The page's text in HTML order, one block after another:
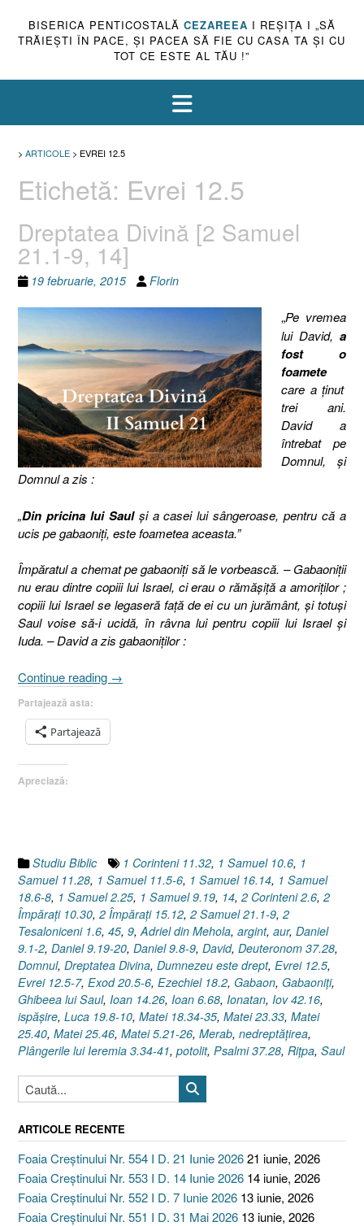
BISERICA PENTICOSTALĂ CEZAREEA I REŞIŢA I „SĂ
TRĂIEŞTI ÎN PACE, ŞI PACEA SĂ FIE CU CASA TA ŞI CU
TOT CE ESTE AL TĂU !”
> ARTICOLE > EVREI 12.5
Etichetă: Evrei 12.5
Dreptatea Divină [2 Samuel
21.1-9, 14]
19 februarie, 2015 Florin
„Pe vremea
lui David, a
fost o
foamete
care a ţinut
trei ani.
David a
întrebat pe
Domnul, şi
Domnul a zis :
„Din pricina lui Saulşi a casei lui sângeroase, pentru că a
ucis pe gabaoniţi, este foametea aceasta.”
Împăratul a chemat pe gabaoniţi să le vorbească. – Gabaoniţii
nu erau dintre copiii lui Israel, ci erau o rămăşiţă a amoriţilor ;
copiii lui Israel se legaseră faţă de ei cu un jurământ, şi totuşi
Saul voise să-i ucidă, în râvna lui pentru copiii lui Israel şi
Iuda. – David a zis gabaoniţilor :
Continue reading „Dreptatea
21.1-
→
Partajează asta:
Partajează
Apreciază:
Studiu Biblic 1 Corinteni 11.32, 1 Samuel 10.6, 1
Samuel 11.28, 1 Samuel 11.5-6, 1 Samuel 16.14, 1 Samuel
18.6-8, 1 Samuel 2.25, 1 Samuel 9.19, 14, 2 Corinteni 2.6, 2
Împăraţi 10.30, 2 Împăraţi 15.12, 2 Samuel 21.1-9, 2
Tesaloniceni 1.6, 45, 9, Adriel din Mehola, argint, aur, Daniel
9.1-2, Daniel 9.19-20, Daniel 9.8-9, David, Deuteronom 37.28,
Domnul, Dreptatea Divina, Dumnezeu este drept, Evrei 12.5,
Evrei 12.5-7, Exod 20.5-6, Ezechiel 18.2, Gabaon, Gabaoniţi,
Ghibeea lui Saul, Ioan 14.26, Ioan 6.68, Ionatan, Iov 42.16,
ispăşire, Luca 19.8-10, Matei 18.34-35, Matei 23.33, Matei
25.40, Matei 25.46, Matei 5.21-26, Merab, nedreptăţirea,
Plângerile lui Ieremia 3.34-41, potolit, Psalmi 37.28, Riţpa, Saul
ARTICOLE RECENTE
Foaia Creștinului Nr. 554 I D. 21 Iunie 202621 iunie, 2026
Foaia Creștinului Nr. 553 I D. 14 Iunie 2026 14 iunie, 2026
Foaia Creștinului Nr. 552 I D. 7 Iunie 2026 13 iunie, 2026
Foaia Creștinului Nr. 551 I D. 31 Mai 2026 13 iunie, 2026